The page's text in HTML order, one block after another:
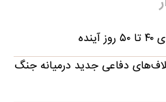
دفاعی جدید درمیانه جنگ